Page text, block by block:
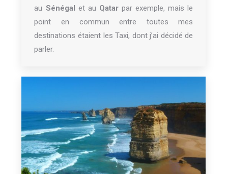
au Sénégal et au Qatarpar exemple, mais le
point en commun entre toutes mes
destinations étaient les Taxi, dont j’ai décidé de
parler.